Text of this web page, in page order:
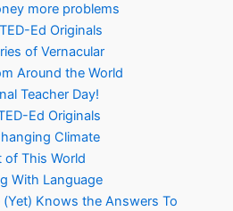
more problems
Ed Originals
of Vernacular
Around the World
Teacher Day!
Ed Originals
Climate
of This World
With Language
Knows the Answers To